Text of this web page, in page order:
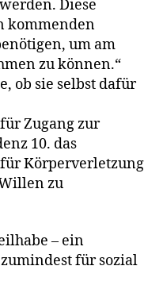
Diese
kommenden
um am
zu können.“
ob sie selbst dafür
Zugang zur
10. das
Körperverletzung
zu
– ein
für sozial